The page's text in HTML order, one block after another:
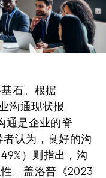
石。根据
沟通现状报
通是企业的脊
者认为，良好的沟
）则指出，沟
。盖洛普《2023